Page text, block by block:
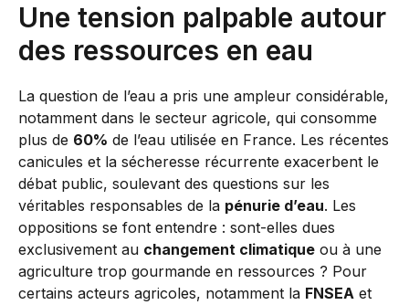
Une tension palpable autour
des ressources en eau
La question de l’eau a pris une ampleur considérable,
notamment dans le secteur agricole, qui consomme
plus de 60% de l’eau utilisée en France. Les récentes
canicules et la sécheresse récurrente exacerbent le
débat public, soulevant des questions sur les
véritables responsables de la pénurie d’eau. Les
oppositions se font entendre : sont-elles dues
exclusivement au changement climatique ou à une
agriculture trop gourmande en ressources ? Pour
certains acteurs agricoles, notamment la FNSEA et